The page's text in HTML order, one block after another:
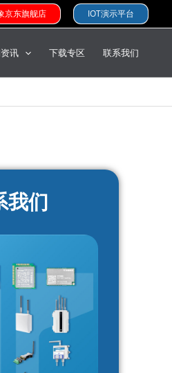
京东旗舰店 IOT演示平台
讯 下载专区 联系我们
我们